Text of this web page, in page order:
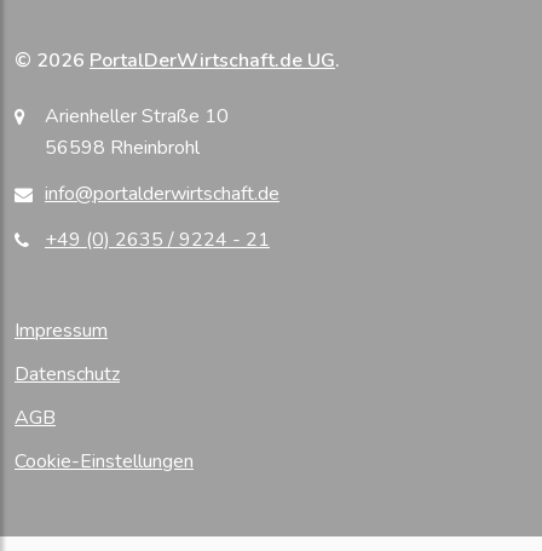
© 2026 PortalDerWirtschaft.de UG.
Arienheller Straße 10
56598 Rheinbrohl
info@portalderwirtschaft.de
+49 (0) 2635 / 9224 - 21
Impressum
Datenschutz
AGB
Cookie-Einstellungen